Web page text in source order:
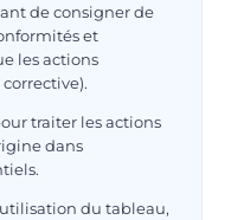
de consigner de
et
les actions
traiter les actions
dans
du tableau,